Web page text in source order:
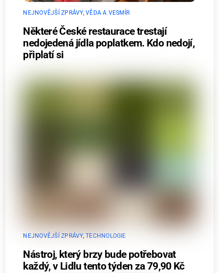
NEJNOVĚJŠÍ ZPRÁVY,VĚDA A VESMÍR
Některé České restaurace trestají
nedojedená jídla poplatkem. Kdo nedojí,
připlatí si
NEJNOVĚJŠÍ ZPRÁVY,TECHNOLOGIE
Nástroj, který brzy bude potřebovat
každý, v Lidlu tento týden za 79,90 Kč